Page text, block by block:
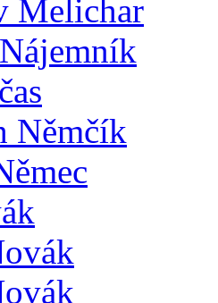
Melichar
Němčík